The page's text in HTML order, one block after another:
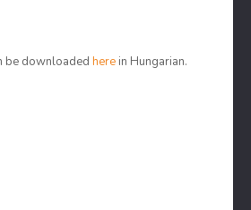
be downloaded here in Hungarian.